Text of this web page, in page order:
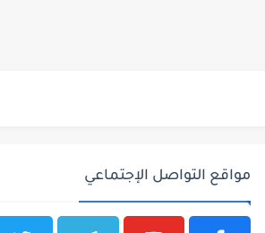
مواقع التواصل الإجتماعي